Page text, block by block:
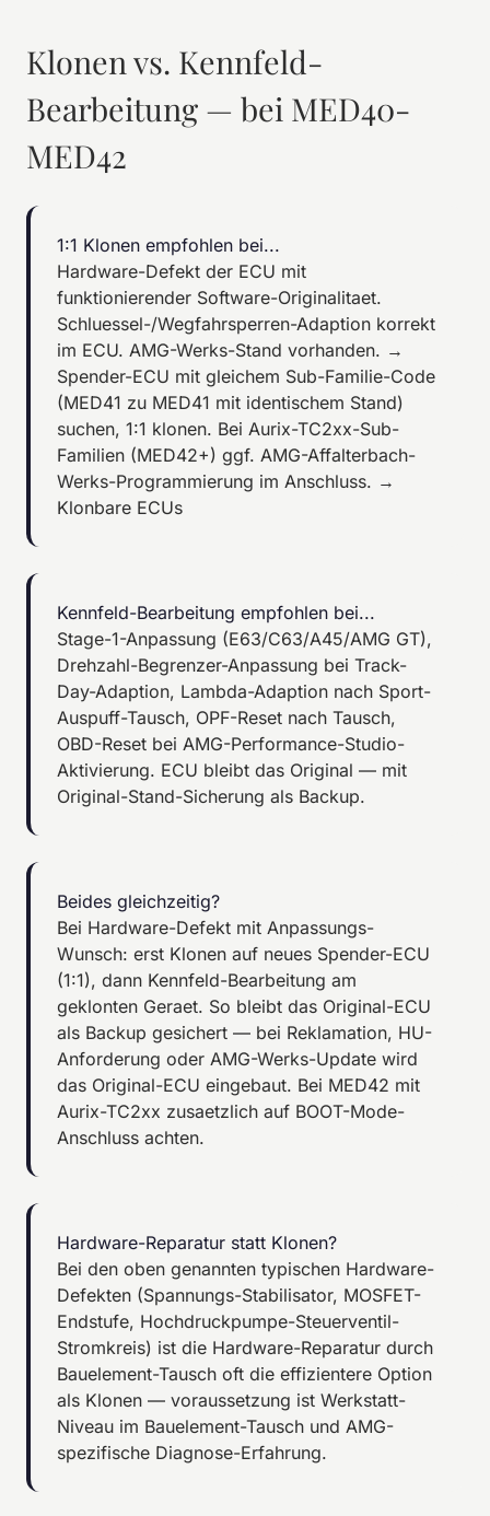
Klonen vs. Kennfeld-
Bearbeitung — bei MED40-
MED42
1:1 Klonen empfohlen bei...
Hardware-Defekt der ECU mit
funktionierender Software-Originalitaet.
Schluessel-/Wegfahrsperren-Adaption korrekt
im ECU. AMG-Werks-Stand vorhanden. →
Spender-ECU mit gleichem Sub-Familie-Code
(MED41 zu MED41 mit identischem Stand)
suchen, 1:1 klonen. Bei Aurix-TC2xx-Sub-
Familien (MED42+) ggf. AMG-Affalterbach-
Werks-Programmierung im Anschluss. →
Klonbare ECUs
Kennfeld-Bearbeitung empfohlen bei...
Stage-1-Anpassung (E63/C63/A45/AMG GT),
Drehzahl-Begrenzer-Anpassung bei Track-
Day-Adaption, Lambda-Adaption nach Sport-
Auspuff-Tausch, OPF-Reset nach Tausch,
OBD-Reset bei AMG-Performance-Studio-
Aktivierung. ECU bleibt das Original — mit
Original-Stand-Sicherung als Backup.
Beides gleichzeitig?
Bei Hardware-Defekt mit Anpassungs-
Wunsch: erst Klonen auf neues Spender-ECU
(1:1), dann Kennfeld-Bearbeitung am
geklonten Geraet. So bleibt das Original-ECU
als Backup gesichert — bei Reklamation, HU-
Anforderung oder AMG-Werks-Update wird
das Original-ECU eingebaut. Bei MED42 mit
Aurix-TC2xx zusaetzlich auf BOOT-Mode-
Anschluss achten.
Hardware-Reparatur statt Klonen?
Bei den oben genannten typischen Hardware-
Defekten (Spannungs-Stabilisator, MOSFET-
Endstufe, Hochdruckpumpe-Steuerventil-
Stromkreis) ist die Hardware-Reparatur durch
Bauelement-Tausch oft die effizientere Option
als Klonen — voraussetzung ist Werkstatt-
Niveau im Bauelement-Tausch und AMG-
spezifische Diagnose-Erfahrung.